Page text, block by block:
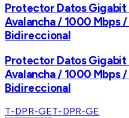
Protector Datos Gigabit
Avalancha / 1000 Mbps
Bidireccional
Protector Datos Gigabit
Avalancha / 1000 Mbps
Bidireccional
T-DPR-GET-DPR-GE